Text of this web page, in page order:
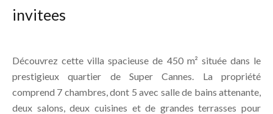
invitees
Découvrez cette villa spacieuse de 450 m² située dans le
prestigieux quartier de Super Cannes. La propriété
comprend 7 chambres, dont 5 avec salle de bains attenante,
deux salons, deux cuisines et de grandes terrasses pour